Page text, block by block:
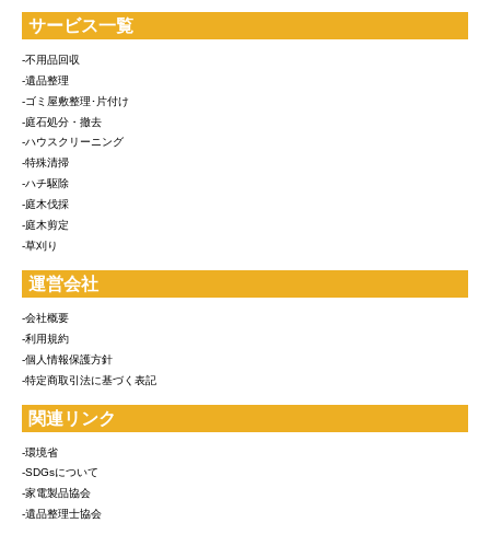
サービス一覧
-不用品回収
-遺品整理
-ゴミ屋敷整理･片付け
-庭石処分・撤去
-ハウスクリーニング
-特殊清掃
-ハチ駆除
-庭木伐採
-庭木剪定
-草刈り
運営会社
-会社概要
-利用規約
-個人情報保護方針
-特定商取引法に基づく表記
関連リンク
-環境省
-SDGsについて
-家電製品協会
-遺品整理士協会